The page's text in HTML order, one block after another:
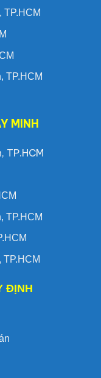
TP.HCM
TP.HCM
MINH
TP.HCM
TP.HCM
ĐỊNH